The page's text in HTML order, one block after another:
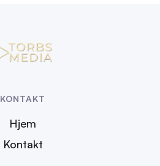
KONTAKT
Hjem
Kontakt